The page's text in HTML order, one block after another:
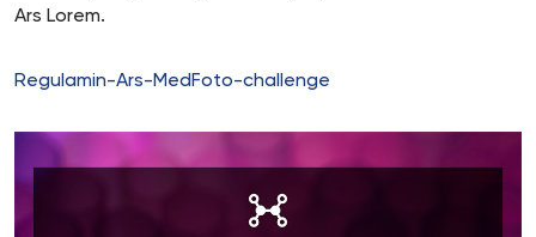
Ars Lorem.
Regulamin-Ars-MedFoto-challenge